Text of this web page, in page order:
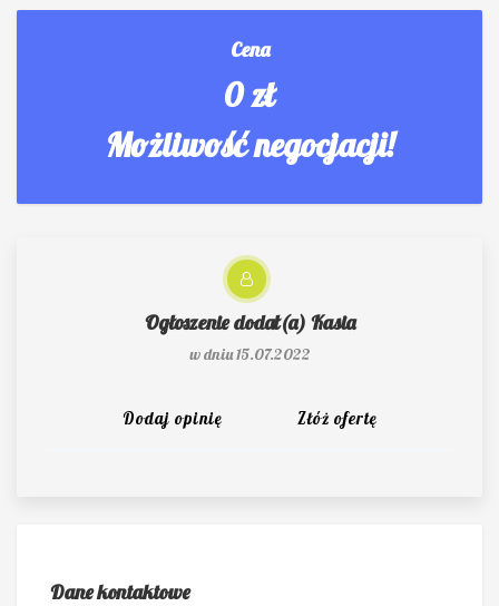
Cena
0 zł
Możliwość negocjacji!
Ogłoszenie dodał(a) Kasia
w dniu 15.07.2022
Dodaj opinię Złóż ofertę
Dane kontaktowe